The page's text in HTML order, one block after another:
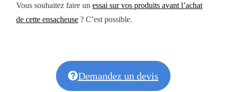
Vous souhaitez faire un essai sur vos produits avant l’achat
de cette ensacheuse ? C’est possible.
Demandez un devis